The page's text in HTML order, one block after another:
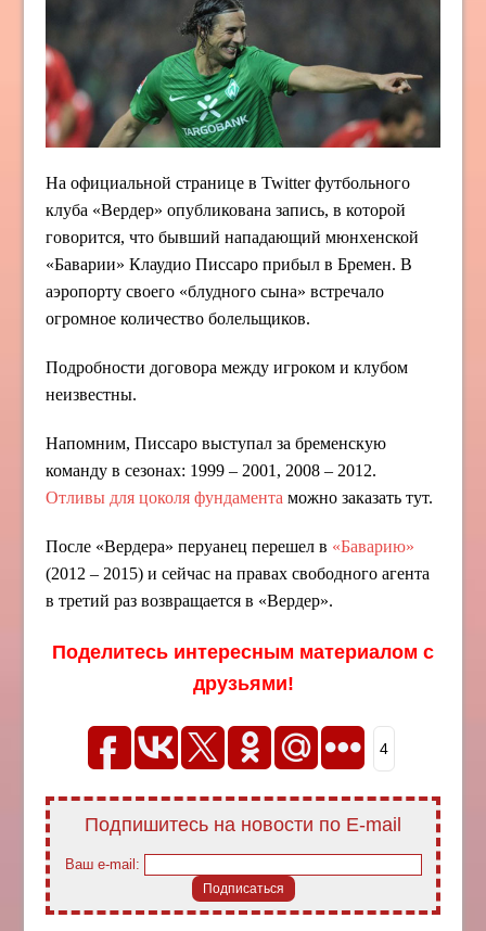
На официальной странице в Twitter футбольного
клуба «Вердер» опубликована запись, в которой
говорится, что бывший нападающий мюнхенской
«Баварии» Клаудио Писсаро прибыл в Бремен. В
аэропорту своего «блудного сына» встречало
огромное количество болельщиков.
Подробности договора между игроком и клубом
неизвестны.
Напомним, Писсаро выступал за бременскую
команду в сезонах: 1999 – 2001, 2008 – 2012.
Отливы для цоколя фундамента можно заказать тут.
После «Вердера» перуанец перешел в «Баварию»
(2012 – 2015) и сейчас на правах свободного агента
в третий раз возвращается в «Вердер».
Поделитесь интересным материалом с
друзьями!
4
Подпишитесь на новости по E-mail
Ваш e-mail: